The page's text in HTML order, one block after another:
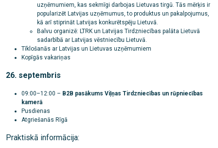
uzņēmumiem, kas sekmīgi darbojas Lietuvas tirgū. Tās mērķis ir
popularizēt Latvijas uzņēmumus, to produktus un pakalpojumus,
kā arī stiprināt Latvijas konkurētspēju Lietuvā.
Balvu organizē: LTRK un Latvijas Tirdzniecības palāta Lietuvā
sadarbībā ar Latvijas vēstniecību Lietuvā.
Tīklošanās ar Latvijas un Lietuvas uzņēmumiem
Kopīgās vakariņas
26. septembris
09:00–12:00 – B2B pasākums Viļņas Tirdzniecības un rūpniecības
kamerā
Pusdienas
Atgriešanās Rīgā
Praktiskā informācija: